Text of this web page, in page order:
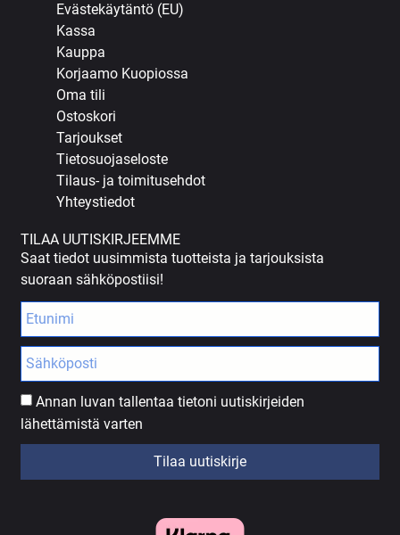
Evästekäytäntö (EU)
Kassa
Kauppa
Korjaamo Kuopiossa
Oma tili
Ostoskori
Tarjoukset
Tietosuojaseloste
Tilaus- ja toimitusehdot
Yhteystiedot
TILAA UUTISKIRJEEMME
Saat tiedot uusimmista tuotteista ja tarjouksista
suoraan sähköpostiisi!
Annan luvan tallentaa tietoni uutiskirjeiden
lähettämistä varten
Tilaa uutiskirje